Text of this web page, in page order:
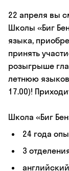
22 апреля вы
Школы «Биг
языка,
принять
розыгрыше
летнюю
17.00)!
Школа «Биг
24 года
3